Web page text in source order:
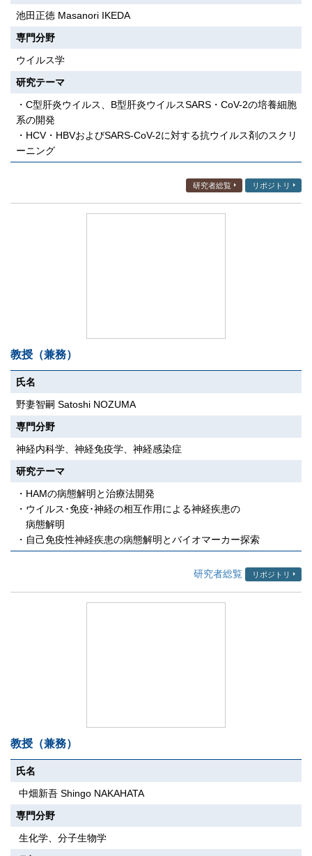
池田正徳 Masanori IKEDA
専門分野
ウイルス学
研究テーマ
・C型肝炎ウイルス、B型肝炎ウイルスSARS・CoV-2の培養細胞
系の開発
・HCV・HBVおよびSARS-CoV-2に対する抗ウイルス剤のスクリ
ーニング
研究者総覧 リポジトリ
教授（兼務）
氏名
野妻智嗣 Satoshi NOZUMA
専門分野
神経内科学、神経免疫学、神経感染症
研究テーマ
・HAMの病態解明と治療法開発
・ウイルス･免疫･神経の相互作用による神経疾患の
病態解明
・自己免疫性神経疾患の病態解明とバイオマーカー探索
研究者総覧 リポジトリ
教授（兼務）
氏名
中畑新吾 Shingo NAKAHATA
専門分野
生化学、分子生物学